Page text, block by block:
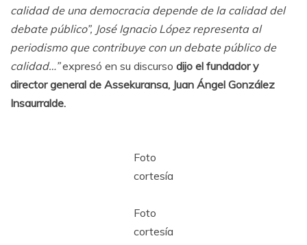
calidad de una democracia depende de la calidad del
debate público”, José Ignacio López representa al
periodismo que contribuye con un debate público de
calidad…”expresó en su discurso dijo el fundador y
director general de Assekuransa, Juan Ángel González
Insaurralde.
Foto
cortesía
Foto
cortesía